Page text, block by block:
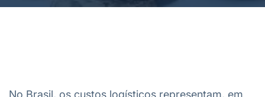
No Brasil, os custos logísticos representam, em